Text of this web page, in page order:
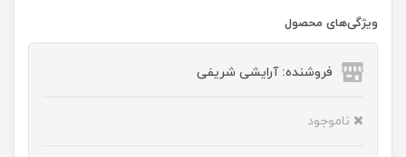
ویژگی‌های محصول
فروشنده: آرایشی شریفی
ناموجود